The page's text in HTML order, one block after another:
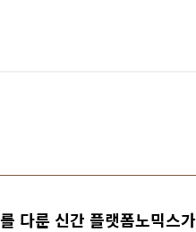
다룬 신간 플랫폼노믹스